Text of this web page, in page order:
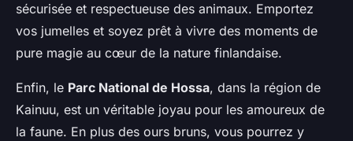
sécurisée et respectueuse des animaux. Emportez
vos jumelles et soyez prêt à vivre des moments de
pure magie au cœur de la nature finlandaise.
Enfin, le Parc National de Hossa, dans la région de
Kainuu, est un véritable joyau pour les amoureux de
la faune. En plus des ours bruns, vous pourrez y